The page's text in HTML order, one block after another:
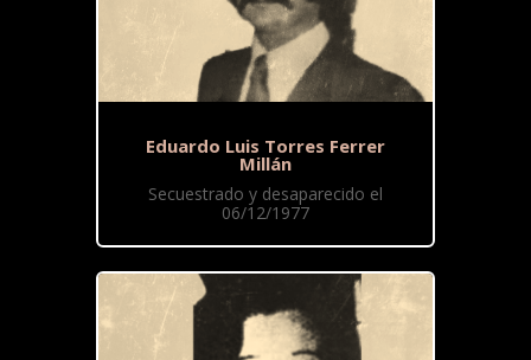
Eduardo Luis Torres Ferrer
Millán
Secuestrado y desaparecido el
06/12/1977